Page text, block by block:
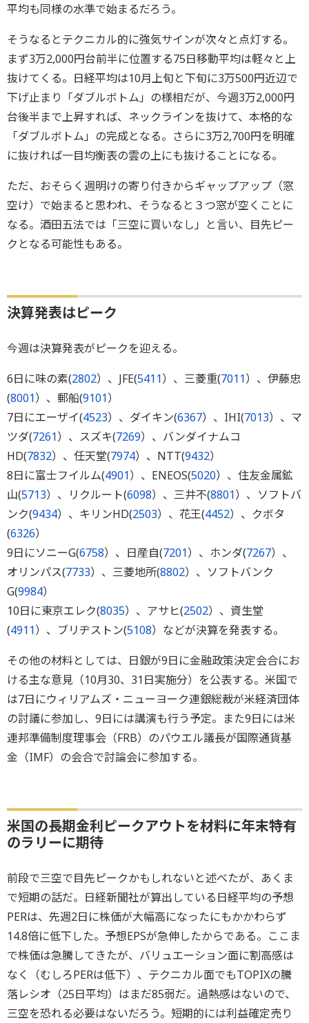
平均も同様の水準で始まるだろう。
そうなるとテクニカル的に強気サインが次々と点灯する。
まず3万2,000円台前半に位置する75日移動平均は軽々と上
抜けてくる。日経平均は10月上旬と下旬に3万500円近辺で
下げ止まり「ダブルボトム」の様相だが、今週3万2,000円
台後半まで上昇すれば、ネックラインを抜けて、本格的な
「ダブルボトム」の完成となる。さらに3万2,700円を明確
に抜ければ一目均衡表の雲の上にも抜けることになる。
ただ、おそらく週明けの寄り付きからギャップアップ（窓
空け）で始まると思われ、そうなると３つ窓が空くことに
なる。酒田五法では「三空に買いなし」と言い、目先ピー
クとなる可能性もある。
決算発表はピーク
今週は決算発表がピークを迎える。
6日に味の素(2802）、JFE(5411）、三菱重(7011）、伊藤忠
(8001）、郵船(9101）
7日にエーザイ(4523）、ダイキン(6367）、IHI(7013）、マ
ツダ(7261）、スズキ(7269）、バンダイナムコ
HD(7832）、任天堂(7974）、NTT(9432）
8日に富士フイルム(4901）、ENEOS(5020）、住友金属鉱
山(5713）、リクルート(6098）、三井不(8801）、ソフトバ
ンク(9434）、キリンHD(2503）、花王(4452）、クボタ
(6326）
9日にソニーG(6758）、日産自(7201）、ホンダ(7267）、
オリンパス(7733）、三菱地所(8802）、ソフトバンク
G(9984）
10日に東京エレク(8035）、アサヒ(2502）、資生堂
(4911）、ブリヂストン(5108）などが決算を発表する。
その他の材料としては、日銀が9日に金融政策決定会合にお
ける主な意見（10月30、31日実施分）を公表する。米国で
は7日にウィリアムズ・ニューヨーク連銀総裁が米経済団体
の討議に参加し、9日には講演も行う予定。また9日には米
連邦準備制度理事会（FRB）のパウエル議長が国際通貨基
金（IMF）の会合で討論会に参加する。
米国の長期金利ピークアウトを材料に年末特有
のラリーに期待
前段で三空で目先ピークかもしれないと述べたが、あくま
で短期の話だ。日経新聞社が算出している日経平均の予想
PERは、先週2日に株価が大幅高になったにもかかわらず
14.8倍に低下した。予想EPSが急伸したからである。ここま
で株価は急騰してきたが、バリュエーション面に割高感は
なく（むしろPERは低下）、テクニカル面でもTOPIXの騰
落レシオ（25日平均）はまだ85弱だ。過熱感はないので、
三空を恐れる必要はないだろう。短期的には利益確定売り